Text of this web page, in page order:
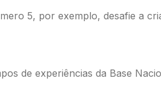
5, por exemplo, desafie a
de experiências da Base